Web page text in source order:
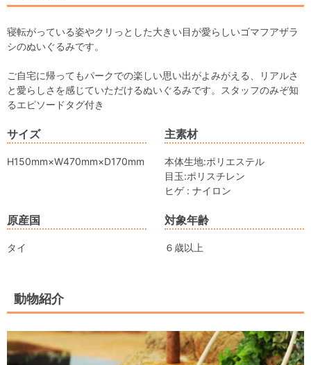
寝転がっている姿やクリっとした大きい目が愛らしいゴマフアザラ
シのぬいぐるみです。
ご自宅に帰ってもパークでの楽しい思い出がよみがえる、リアルさ
と愛らしさを感じていただけるぬいぐるみです。スタッフのみぞ知
るエピソードタグ付き
サイズ
H150mm×W470mm×D170mm
主素材
本体生地:ポリエステル
目玉:ポリスチレン
ヒゲ : ナイロン
原産国
タイ
対象年齢
６歳以上
動物紹介